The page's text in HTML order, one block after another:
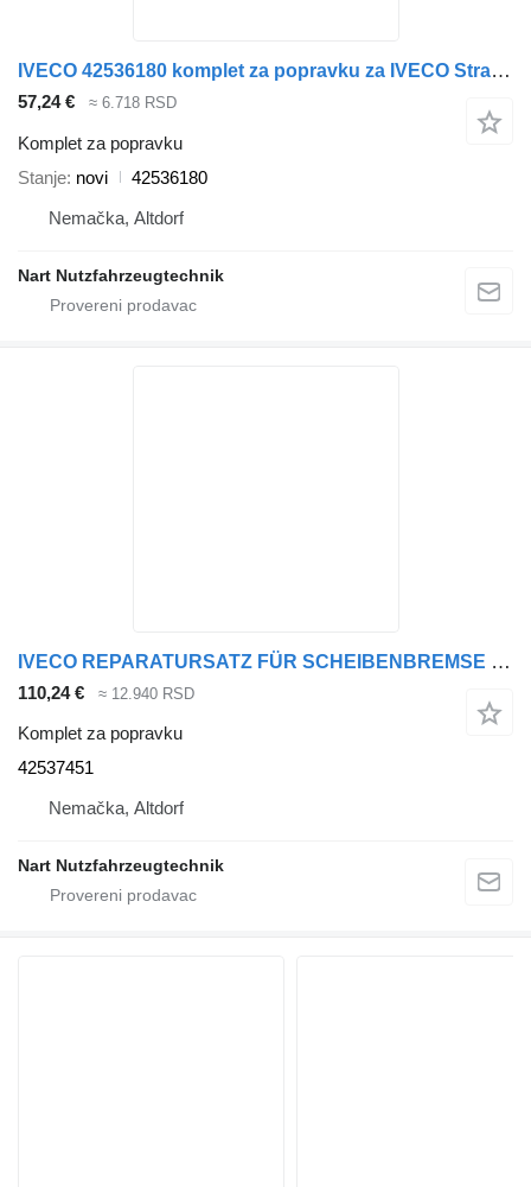
IVECO 42536180 komplet za popravku za IVECO Stralis tegljača
57,24 € ≈ 6.718 RSD
Komplet za popravku
Stanje novi
42536180
Nemačka, Altdorf
Nart Nutzfahrzeugtechnik
IVECO REPARATURSATZ FÜR SCHEIBENBREMSE 42537451 komplet za popravku za IVECO tegljača
110,24 € ≈ 12.940 RSD
Komplet za popravku
42537451
Nemačka, Altdorf
Nart Nutzfahrzeugtechnik